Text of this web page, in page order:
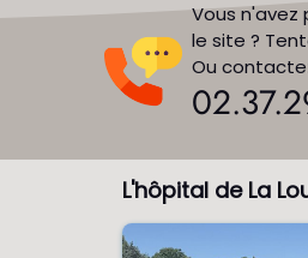
Vous n'avez
le site ?
Ou
L'hôpital de La